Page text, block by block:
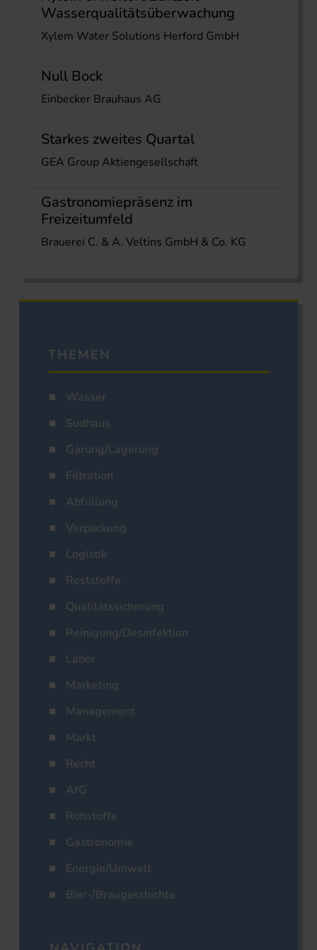
Wasserqualitätsüberwachung
Xylem Water Solutions Herford GmbH
Null Bock
Einbecker Brauhaus AG
Starkes zweites Quartal
GEA Group Aktiengesellschaft
Gastronomiepräsenz im
Freizeitumfeld
Brauerei C. & A. Veltins GmbH & Co. KG
THEMEN
Wasser
Sudhaus
Gärung/Lagerung
Filtration
Abfüllung
Verpackung
Logistik
Reststoffe
Qualitätssicherung
Reinigung/Desinfektion
Labor
Marketing
Management
Markt
Recht
AfG
Rohstoffe
Gastronomie
Energie/Umwelt
Bier-/Braugeschichte